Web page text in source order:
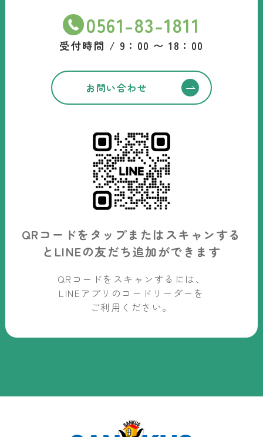
0561-83-1811
受付時間 / 9：00 〜 18：00
お問い合わせ
QRコードをタップまたはスキャンする
と LINEの友だち追加ができます
QRコードをスキャンするには、
LINEアプリのコードリーダーを
ご利用ください。